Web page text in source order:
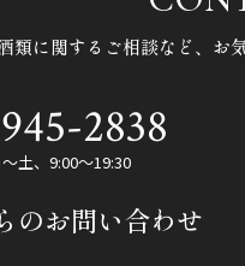
類に関するご相談など、 お
2838
土、9:00～19:30
のお問い合わせ